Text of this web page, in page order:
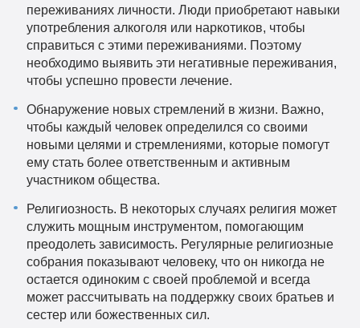
переживаниях личности. Люди приобретают навыки
употребления алкоголя или наркотиков, чтобы
справиться с этими переживаниями. Поэтому
необходимо выявить эти негативные переживания,
чтобы успешно провести лечение.
Обнаружение новых стремлений в жизни. Важно,
чтобы каждый человек определился со своими
новыми целями и стремлениями, которые помогут
ему стать более ответственным и активным
участником общества.
Религиозность. В некоторых случаях религия может
служить мощным инструментом, помогающим
преодолеть зависимость. Регулярные религиозные
собрания показывают человеку, что он никогда не
остается одиноким с своей проблемой и всегда
может рассчитывать на поддержку своих братьев и
сестер или божественных сил.